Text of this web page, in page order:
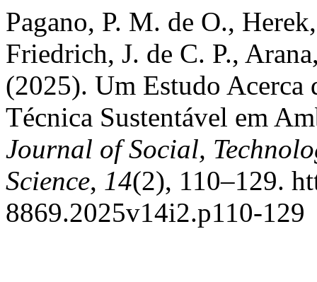
Pagano, P. M. de O.,
Friedrich, J. de C. P.,
(2025). Um Estudo
Técnica Sustentável em
Journal of Social,
Science, 14(2), 110–129.
8869.2025v14i2.p110-129